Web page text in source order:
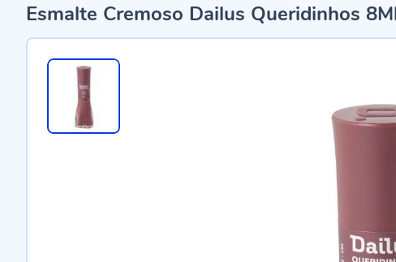
Esmalte Cremoso Dailus Queridinhos